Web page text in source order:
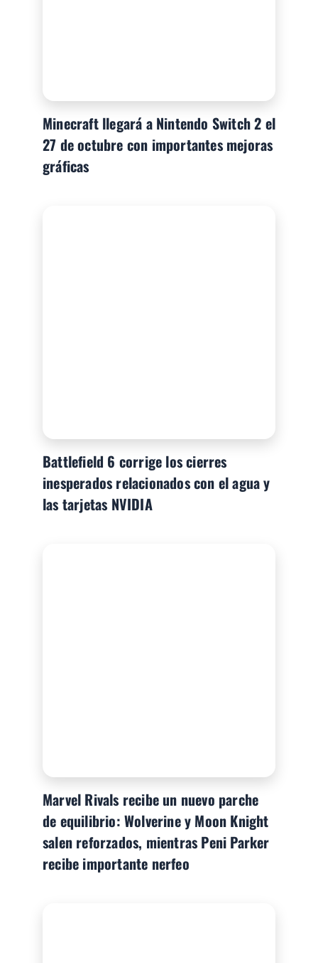
Minecraft llegará a Nintendo Switch 2 el
27 de octubre con importantes mejoras
gráficas
Battlefield 6 corrige los cierres
inesperados relacionados con el agua y
las tarjetas NVIDIA
Marvel Rivals recibe un nuevo parche
de equilibrio: Wolverine y Moon Knight
salen reforzados, mientras Peni Parker
recibe importante nerfeo